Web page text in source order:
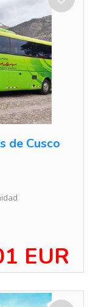
de Cusco
EUR